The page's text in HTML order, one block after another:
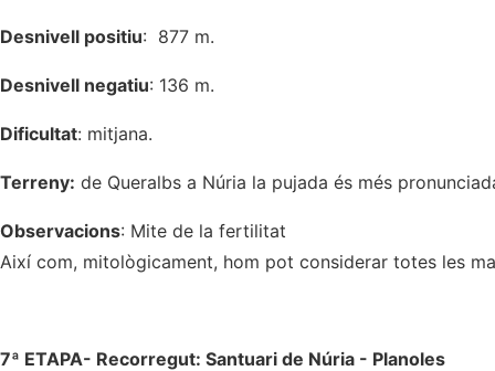
Desnivell positiu: 877 m.
Desnivell negatiu: 136 m.
Dificultat: mitjana.
Terreny: de Queralbs a Núria la pujada és més
Observacions: Mite de la fertilitat
Així com, mitològicament, hom pot considerar totes les
7ª ETAPA- Recorregut: Santuari de Núria - Planoles